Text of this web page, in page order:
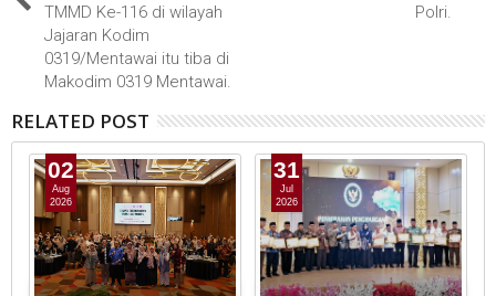
TMMD Ke-116 di wilayah
Jajaran Kodim
0319/Mentawai itu tiba di
Makodim 0319 Mentawai.
Polri.
RELATED POST
02
Aug
2026
31
Jul
2026